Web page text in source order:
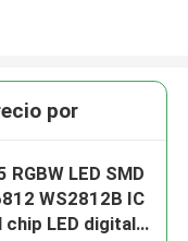
por
LED SMD
WS2812B IC
chip LED digital